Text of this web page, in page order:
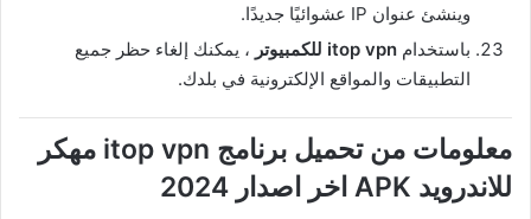
وينشئ عنوان IP عشوائيًا جديدًا.
باستخدام itop vpn للكمبيوتر
، يمكنك إلغاء حظر جميع
التطبيقات والمواقع الإلكترونية في بلدك.
معلومات من تحميل برنامج itop vpn مهكر
للاندرويد APK اخر اصدار 2024